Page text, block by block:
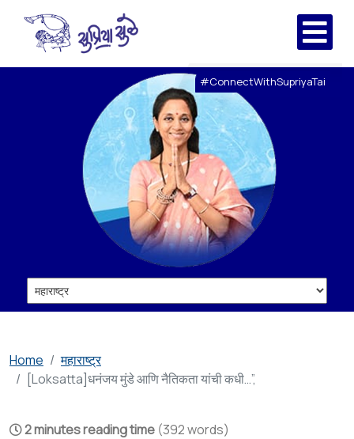
#ConnectWithSupriyaTai
Home
महाराष्ट्र
[Loksatta]धनंजय मुंडे आणि नैतिकता यांची कधी…”,
2 minutes reading time (392 words)